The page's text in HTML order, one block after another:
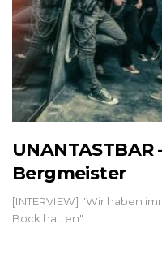
Bergmeister
[INTERVIEW] "Wir haben
Bock hatten"